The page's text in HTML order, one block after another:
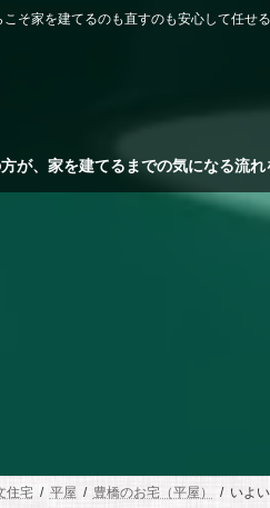
そ家を建てるのも直すのも安心して任
が、家を建てるまでの気になる流れ
住宅 平屋 豊橋のお宅（平屋） いよ